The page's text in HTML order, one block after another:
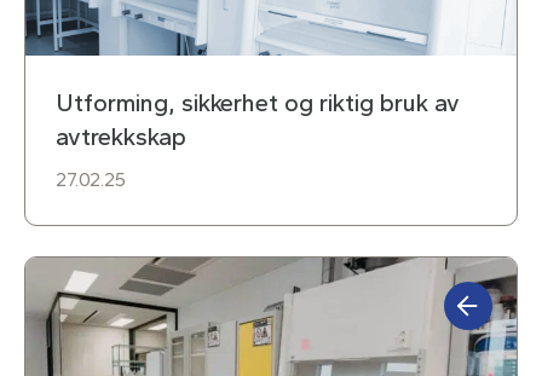
Utforming, sikkerhet og riktig bruk av
avtrekkskap
27.02.25